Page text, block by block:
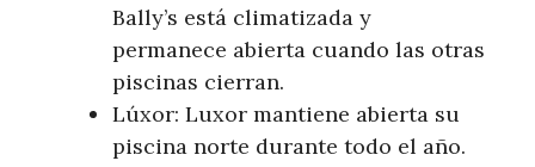
Bally’s está climatizada y
permanece abierta cuando las otras
piscinas cierran.
Lúxor: Luxor mantiene abierta su
piscina norte durante todo el año.